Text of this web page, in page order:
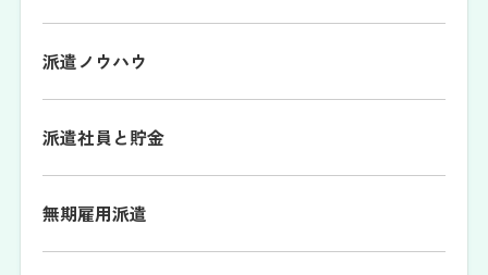
派遣ノウハウ
派遣社員と貯金
無期雇用派遣